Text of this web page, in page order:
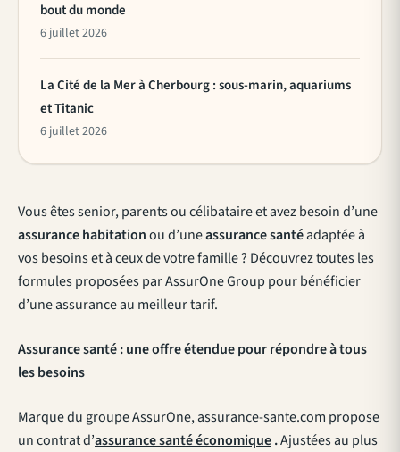
Vous êtes senior, parents ou célibataire et avez besoin d’une
assurance habitationou d’uneassurance santéadaptéeà
vos besoins et à ceux de votre famille ? Découvrez toutes les
formules proposées par AssurOne Group pour bénéficier
d’une assurance au meilleur tarif.
Assurance santé : une offre étendue pour répondre à tous
les besoins
Marque du groupe AssurOne, assurance-sante.com propose
un contrat d’assurance santé économique.Ajustées au plus
bout du monde
6 juillet 2026
La Cité de la Mer à Cherbourg : sous-marin, aquariums
et Titanic
6 juillet 2026